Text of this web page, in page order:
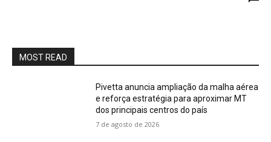
MOST READ
Pivetta anuncia ampliação da malha aérea
e reforça estratégia para aproximar MT
dos principais centros do país
7 de agosto de 2026